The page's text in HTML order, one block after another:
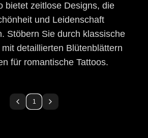
bietet zeitlose Designs, die
und Leidenschaft
Stöbern Sie durch klassische
detaillierten Blütenblättern
für romantische Tattoos.
1